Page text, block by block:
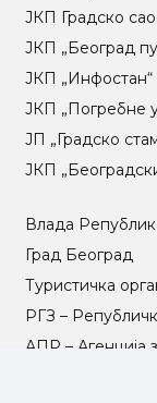
ЈКП Градско
ЈКП „Београд
ЈКП „Инфостан“
ЈКП „Погребне
ЈП „Градско
ЈКП
Влада
Град Београд
Туристичка
РГЗ –
АПР – Агенција